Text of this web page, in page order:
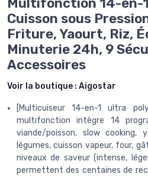
Multifonction 14-en-
Cuisson sous
Friture, Yaourt, Riz,
Minuterie 24h, 9
Accessoires
Voir la boutique : Aigostar
[Multicuiseur 14-en-1 ultra
multifonction intègre 14
viande/poisson, slow cooking,
légumes, cuisson vapeur, four,
niveaux de saveur (intense,
permettent des centaines de